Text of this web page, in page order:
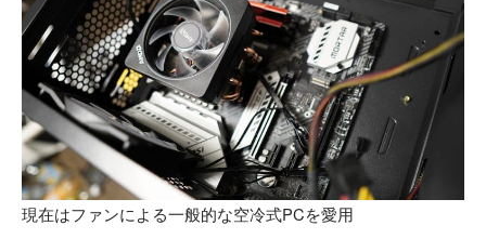
現在はファンによる一般的な空冷式PCを愛用